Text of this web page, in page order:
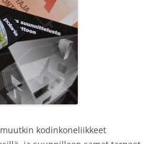
kodinkoneliikkeet